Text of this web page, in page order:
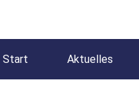
Start Aktuelles